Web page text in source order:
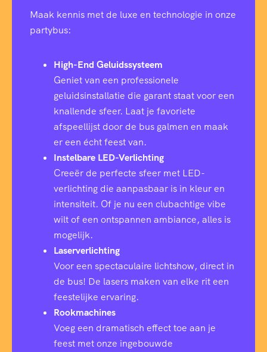
Maak kennis met de luxe en technologie in onze
partybus:
High-End Geluidssysteem
Geniet van een professionele
geluidsinstallatie die garant staat voor een
knallende sfeer. Laat je favoriete
afspeellijst door de bus galmen en maak
er een écht feest van.
Instelbare LED-Verlichting
Creeër de perfecte sfeer met LED-
verlichting die aanpasbaar is in kleur en
intensiteit. Of je nu een clubachtige vibe
wilt of een ontspannen ambiance, alles is
mogelijk.
Laserverlichting
Voor een spectaculaire lichtshow, direct in
de bus! De lasers maken van elke rit een
feestelijke ervaring.
Rookmachines
Voeg een dramatisch effect toe aan je
feest met onze ingebouwde